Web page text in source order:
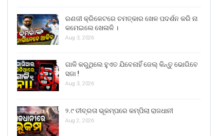
ରଣଜୀ କ୍ରିକେଟରେ ଚମତ୍କାର ଖେଳ ପଦର୍ଶନ କରି ନା
କମେଇଲେ ଖେଳାଳି ।
Aug 3, 2026
ଗାଳି କରୁଥିଲେ ହୁଏତ ଯିବେନାହିଁ ଜେଲ୍ କିନ୍ତୁ ଭୋଗିବେ
ସଜା !
Aug 3, 2026
୨.୯ ତୀବ୍ରତା ଭୂକମ୍ପରେ କମ୍ପିଲା ରାଜଧାନୀ
Aug 2, 2026